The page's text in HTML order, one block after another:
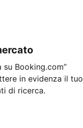
Booking.com”
in evidenza il tuo
di ricerca.